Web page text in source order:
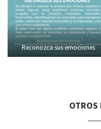
Reconozca sus emociones
OTROS